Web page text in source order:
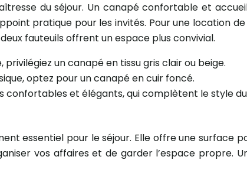
du séjour. Un canapé confortable et
pratique pour les invités. Pour une location
fauteuils offrent un espace plus convivial.
privilégiez un canapé en tissu gris clair ou beige.
optez pour un canapé en cuir foncé.
confortables et élégants, qui complètent le style
essentiel pour le séjour. Elle offre une surface
vos affaires et de garder l’espace